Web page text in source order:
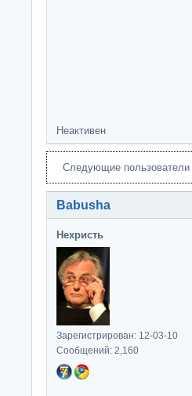
Неактивен
Следующие пользователи
Babusha
Нехристь
Зарегистрирован: 12-03-10
Сообщений: 2,160